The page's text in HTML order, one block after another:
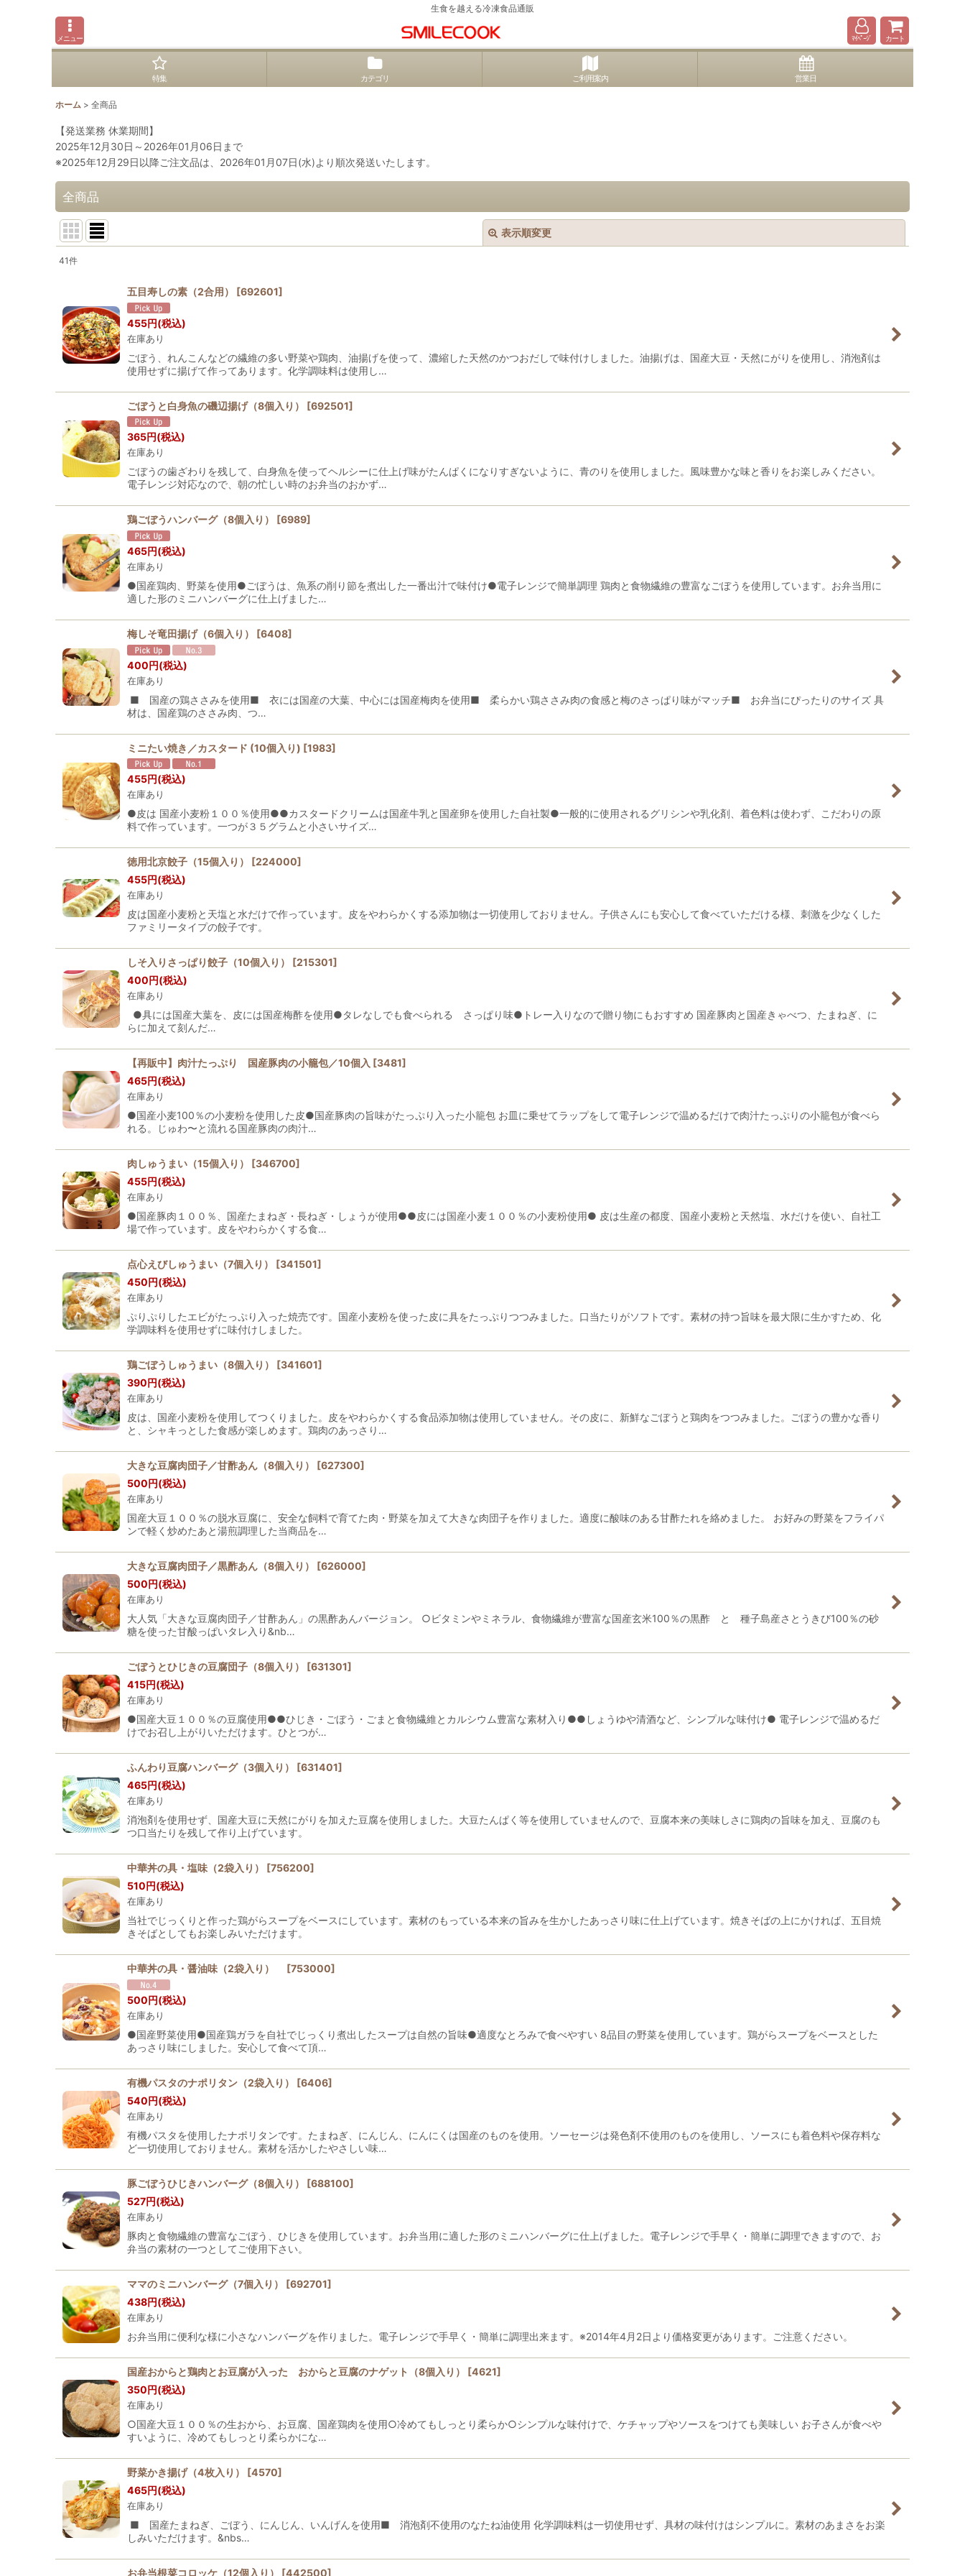
生食を越える冷凍食品通販
メニュー ﾏｲﾍﾟｰｼﾞ カート
特集 カテゴリ ご利用案内 営業日
ホーム > 全商品
【発送業務 休業期間】
2025年12月30日～2026年01月06日まで
※2025年12月29日以降ご注文品は、2026年01月07日(水)より順次発送いたします。
全商品
表示順変更
並び順:
絞り込む
41件
五目寿しの素（2合用） [692601]
455円(税込)
在庫あり
ごぼう、れんこんなどの繊維の多い野菜や鶏肉、油揚げを使って、濃縮した天然のかつおだしで味付けしました。油揚げは、国産大豆・天然にがりを使用し、消泡剤は
使用せずに揚げて作ってあります。化学調味料は使用し…
ごぼうと白身魚の磯辺揚げ（8個入り） [692501]
365円(税込)
在庫あり
ごぼうの歯ざわりを残して、白身魚を使ってヘルシーに仕上げ味がたんぱくになりすぎないように、青のりを使用しました。風味豊かな味と香りをお楽しみください。
電子レンジ対応なので、朝の忙しい時のお弁当のおかず…
鶏ごぼうハンバーグ（8個入り） [6989]
465円(税込)
在庫あり
●国産鶏肉、野菜を使用●ごぼうは、魚系の削り節を煮出した一番出汁で味付け●電子レンジで簡単調理 鶏肉と食物繊維の豊富なごぼうを使用しています。お弁当用に
適した形のミニハンバーグに仕上げました…
梅しそ竜田揚げ（6個入り） [6408]
400円(税込)
在庫あり
■ 国産の鶏ささみを使用■ 衣には国産の大葉、中心には国産梅肉を使用■ 柔らかい鶏ささみ肉の食感と梅のさっぱり味がマッチ■ お弁当にぴったりのサイズ 具
材は、国産鶏のささみ肉、つ…
ミニたい焼き／カスタード (10個入り) [1983]
455円(税込)
在庫あり
●皮は 国産小麦粉１００％使用●●カスタードクリームは国産牛乳と国産卵を使用した自社製●一般的に使用されるグリシンや乳化剤、着色料は使わず、こだわりの原
料で作っています。一つが３５グラムと小さいサイズ…
徳用北京餃子（15個入り） [224000]
455円(税込)
在庫あり
皮は国産小麦粉と天塩と水だけで作っています。皮をやわらかくする添加物は一切使用しておりません。子供さんにも安心して食べていただける様、刺激を少なくした
ファミリータイプの餃子です。
しそ入りさっぱり餃子（10個入り） [215301]
400円(税込)
在庫あり
●具には国産大葉を、皮には国産梅酢を使用●タレなしでも食べられる さっぱり味●トレー入りなので贈り物にもおすすめ 国産豚肉と国産きゃべつ、たまねぎ、に
らに加えて刻んだ…
【再販中】肉汁たっぷり 国産豚肉の小籠包／10個入 [3481]
465円(税込)
在庫あり
●国産小麦100％の小麦粉を使用した皮●国産豚肉の旨味がたっぷり入った小籠包 お皿に乗せてラップをして電子レンジで温めるだけで肉汁たっぷりの小籠包が食べら
れる。じゅわ〜と流れる国産豚肉の肉汁…
肉しゅうまい（15個入り） [346700]
455円(税込)
在庫あり
●国産豚肉１００％、国産たまねぎ・長ねぎ・しょうが使用●●皮には国産小麦１００％の小麦粉使用● 皮は生産の都度、国産小麦粉と天然塩、水だけを使い、自社工
場で作っています。皮をやわらかくする食…
点心えびしゅうまい（7個入り） [341501]
450円(税込)
在庫あり
ぷりぷりしたエビがたっぷり入った焼売です。国産小麦粉を使った皮に具をたっぷりつつみました。口当たりがソフトです。素材の持つ旨味を最大限に生かすため、化
学調味料を使用せずに味付けしました。
鶏ごぼうしゅうまい（8個入り） [341601]
390円(税込)
在庫あり
皮は、国産小麦粉を使用してつくりました。皮をやわらかくする食品添加物は使用していません。その皮に、新鮮なごぼうと鶏肉をつつみました。ごぼうの豊かな香り
と、シャキっとした食感が楽しめます。鶏肉のあっさり…
大きな豆腐肉団子／甘酢あん（8個入り） [627300]
500円(税込)
在庫あり
国産大豆１００％の脱水豆腐に、安全な飼料で育てた肉・野菜を加えて大きな肉団子を作りました。適度に酸味のある甘酢たれを絡めました。 お好みの野菜をフライパ
ンで軽く炒めたあと湯煎調理した当商品を…
大きな豆腐肉団子／黒酢あん（8個入り） [626000]
500円(税込)
在庫あり
大人気「大きな豆腐肉団子／甘酢あん」の黒酢あんバージョン。 ○ビタミンやミネラル、食物繊維が豊富な国産玄米100％の黒酢 と 種子島産さとうきび100％の砂
糖を使った甘酸っぱいタレ入り&nb…
ごぼうとひじきの豆腐団子（8個入り） [631301]
415円(税込)
在庫あり
●国産大豆１００％の豆腐使用●●ひじき・ごぼう・ごまと食物繊維とカルシウム豊富な素材入り●●しょうゆや清酒など、シンプルな味付け● 電子レンジで温めるだ
けでお召し上がりいただけます。ひとつが…
ふんわり豆腐ハンバーグ（3個入り） [631401]
465円(税込)
在庫あり
消泡剤を使用せず、国産大豆に天然にがりを加えた豆腐を使用しました。大豆たんぱく等を使用していませんので、豆腐本来の美味しさに鶏肉の旨味を加え、豆腐のも
つ口当たりを残して作り上げています。
中華丼の具・塩味（2袋入り） [756200]
510円(税込)
在庫あり
当社でじっくりと作った鶏がらスープをベースにしています。素材のもっている本来の旨みを生かしたあっさり味に仕上げています。焼きそばの上にかければ、五目焼
きそばとしてもお楽しみいただけます。
中華丼の具・醤油味（2袋入り） [753000]
500円(税込)
在庫あり
●国産野菜使用●国産鶏ガラを自社でじっくり煮出したスープは自然の旨味●適度なとろみで食べやすい 8品目の野菜を使用しています。鶏がらスープをベースとした
あっさり味にしました。安心して食べて頂…
有機パスタのナポリタン（2袋入り） [6406]
540円(税込)
在庫あり
有機パスタを使用したナポリタンです。たまねぎ、にんじん、にんにくは国産のものを使用。ソーセージは発色剤不使用のものを使用し、ソースにも着色料や保存料な
ど一切使用しておりません。素材を活かしたやさしい味…
豚ごぼうひじきハンバーグ（8個入り） [688100]
527円(税込)
在庫あり
豚肉と食物繊維の豊富なごぼう、ひじきを使用しています。お弁当用に適した形のミニハンバーグに仕上げました。電子レンジで手早く・簡単に調理できますので、お
弁当の素材の一つとしてご使用下さい。
ママのミニハンバーグ（7個入り） [692701]
438円(税込)
在庫あり
お弁当用に便利な様に小さなハンバーグを作りました。電子レンジで手早く・簡単に調理出来ます。※2014年4月2日より価格変更があります。ご注意ください。
国産おからと鶏肉とお豆腐が入った おからと豆腐のナゲット（8個入り） [4621]
350円(税込)
在庫あり
○国産大豆１００％の生おから、お豆腐、国産鶏肉を使用○冷めてもしっとり柔らか○シンプルな味付けで、ケチャップやソースをつけても美味しい お子さんが食べや
すいように、冷めてもしっとり柔らかにな…
野菜かき揚げ（4枚入り） [4570]
465円(税込)
在庫あり
■ 国産たまねぎ、ごぼう、にんじん、いんげんを使用■ 消泡剤不使用のなたね油使用 化学調味料は一切使用せず、具材の味付けはシンプルに。素材のあまさをお楽
しみいただけます。&nbs…
お弁当根菜コロッケ（12個入り） [442500]